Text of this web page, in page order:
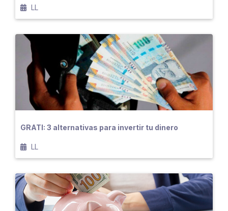
LL
GRATI: 3 alternativas para invertir tu dinero
LL